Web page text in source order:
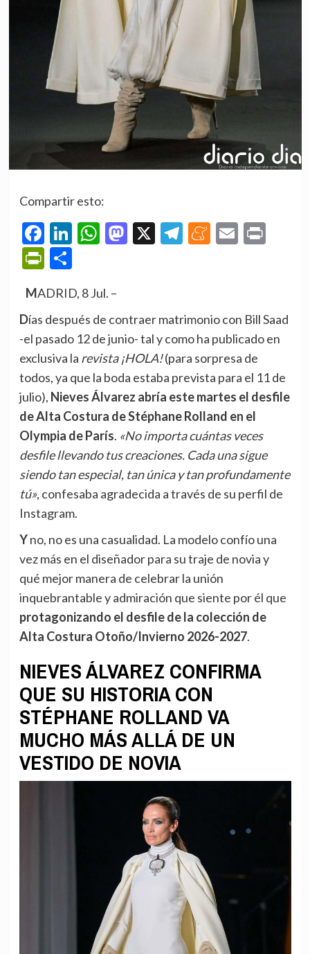
Compartir esto:
Facebook
LinkedIn
WhatsApp
Mastodon
X Telegram
Meneame
Email
PrintFriendly
Compartir
MADRID, 8 Jul. –
Días después de contraer matrimonio con Bill Saad
-el pasado 12 de junio- tal y como ha publicado en
exclusiva la revista ¡HOLA!(para sorpresa de
todos, ya que la boda estaba prevista para el 11 de
julio), Nieves Álvarez abría este martes el desfile
de Alta Costura de Stéphane Rolland en el
Olympia de París. «No importa cuántas veces
desfile llevando tus creaciones. Cada una sigue
siendo tan especial, tan única y tan profundamente
tú», confesaba agradecida a través de su perfil de
Instagram.
Y no, no es una casualidad. La modelo confío una
vez más en el diseñador para su traje de novia y
qué mejor manera de celebrar la unión
inquebrantable y admiración que siente por él que
protagonizando el desfile de la colección de
Alta Costura Otoño/Invierno 2026-2027.
NIEVES ÁLVAREZ CONFIRMA
QUE SU HISTORIA CON
STÉPHANE ROLLAND VA
MUCHO MÁS ALLÁ DE UN
VESTIDO DE NOVIA